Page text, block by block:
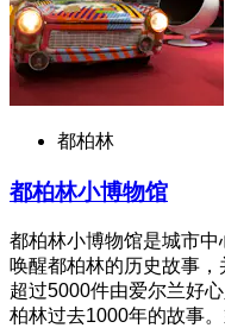
都柏林
都柏林小博物馆
都柏林小博物馆是城市
唤醒都柏林的历史故事
超过5000件由爱尔兰好
柏林过去1000年的故事